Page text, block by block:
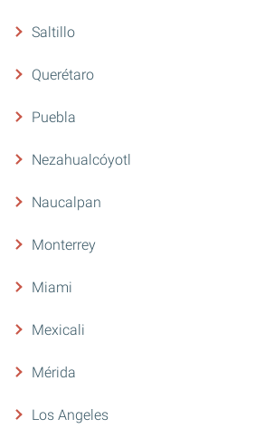
Saltillo
Querétaro
Puebla
Nezahualcóyotl
Naucalpan
Monterrey
Miami
Mexicali
Mérida
Los Angeles